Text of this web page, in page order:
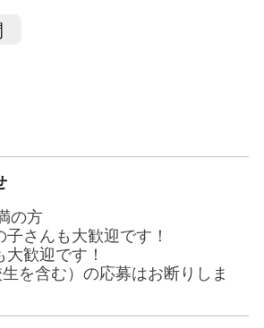
の方
さんも大歓迎です！
歓迎です！
を含む）の応募はお断りしま